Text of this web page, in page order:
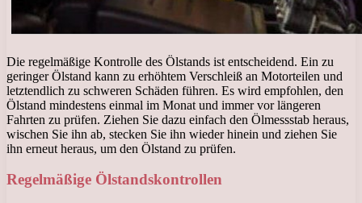
Die regelmäßige Kontrolle des Ölstands ist entscheidend. Ein zu
geringer Ölstand kann zu erhöhtem Verschleiß an Motorteilen und
letztendlich zu schweren Schäden führen. Es wird empfohlen, den
Ölstand mindestens einmal im Monat und immer vor längeren
Fahrten zu prüfen. Ziehen Sie dazu einfach den Ölmessstab heraus,
wischen Sie ihn ab, stecken Sie ihn wieder hinein und ziehen Sie
ihn erneut heraus, um den Ölstand zu prüfen.
Regelmäßige Ölstandskontrollen